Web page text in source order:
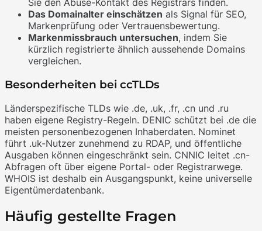
Sie den Abuse-Kontakt des Registrars finden.
Das Domainalter einschätzen als Signal für SEO,
Markenprüfung oder Vertrauensbewertung.
Markenmissbrauch untersuchen, indem Sie
kürzlich registrierte ähnlich aussehende Domains
vergleichen.
Besonderheiten bei ccTLDs
Länderspezifische TLDs wie .de, .uk, .fr, .cn und .ru
haben eigene Registry-Regeln. DENIC schützt bei .de die
meisten personenbezogenen Inhaberdaten. Nominet
führt .uk-Nutzer zunehmend zu RDAP, und öffentliche
Ausgaben können eingeschränkt sein. CNNIC leitet .cn-
Abfragen oft über eigene Portal- oder Registrarwege.
WHOIS ist deshalb ein Ausgangspunkt, keine universelle
Eigentümerdatenbank.
Häufig gestellte Fragen